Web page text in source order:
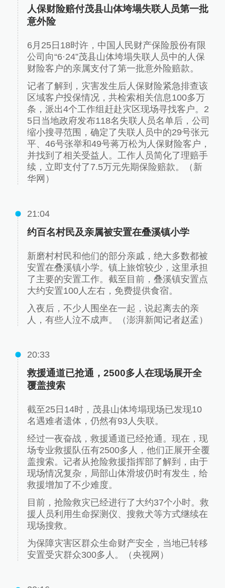
人保财险赔付茂县山体垮塌失联人员第一批
意外险
6月25日18时许，中国人民财产保险股份有限
公司向“6·24”茂县山体垮塌失联人员中的人保
财险客户的亲属支付了第一批意外险赔款。
记者了解到，灾害发生后人保财险紧急排查该
区域客户投保情况，共检索相关信息100多万
条，派出4个工作组赶赴灾区现场寻找客户。2
5日当地政府发布118名失联人员名单后，公司
缩小搜寻范围，确定了失联人员中的29号张元
平、46号张举和49号蒋万松为人保财险客户，
并找到了相关受益人。工作人员简化了理赔手
续，立即支付了7.5万元先期保险赔款。（新
华网）
21:04
约百名村民及亲属被安置在叠溪镇小学
新磨村村民和他们的部分亲戚，绝大多数都被
安置在叠溪镇小学。镇上旅馆较少，这里承担
了主要的安置工作。截至目前，叠溪镇安置点
大约安置100人左右，免费提供食宿。
入夜后，不少人围坐在一起，说起离去的亲
人，有些人泣不成声。（澎湃新闻记者赵孟）
20:33
救援通道已抢通，2500多人在现场展开全
覆盖搜索
截至25日14时，茂县山体垮塌现场已发现10
名遇难者遗体，仍然有93人失联。
经过一夜奋战，救援通道已经抢通。现在，现
场专业救援队伍有2500多人，他们正展开全覆
盖搜索。记者从抢险救援指挥部了解到，由于
现场情况复杂，局部山体滑坡仍时有发生，给
救援增加了不少难度。
目前，抢险救灾已经进行了大约37个小时。救
援人员利用生命探测仪、搜救犬等方式继续在
现场搜救。
为保障灾害区群众生命财产安全，当地已转移
安置受灾群众300多人。（央视网）